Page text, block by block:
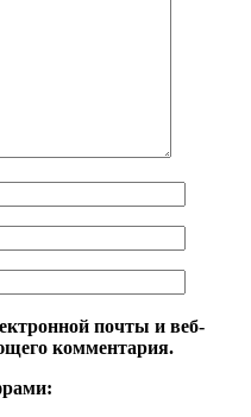
почты и веб-
комментария.